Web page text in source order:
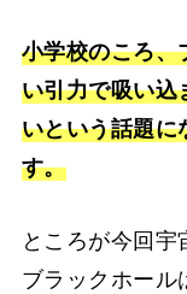
小学校のころ、
い引力で吸い込
いという話題に
す。
ところが今回宇
ブラックホール